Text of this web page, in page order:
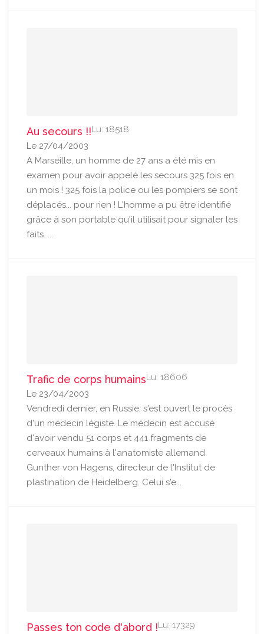
Au secours !!Lu: 18518
Le 27/04/2003
A Marseille, un homme de 27 ans a été mis en
examen pour avoir appelé les secours 325 fois en
un mois ! 325 fois la police ou les pompiers se sont
déplacés... pour rien ! L'homme a pu être identifié
grâce à son portable qu'il utilisait pour signaler les
faits. ...
Trafic de corps humainsLu: 18606
Le 23/04/2003
Vendredi dernier, en Russie, s'est ouvert le procès
d'un médecin légiste. Le médecin est accusé
d'avoir vendu 51 corps et 441 fragments de
cerveaux humains à l'anatomiste allemand
Gunther von Hagens, directeur de l'Institut de
plastination de Heidelberg. Celui s'e...
Passes ton code d'abord !Lu: 17329